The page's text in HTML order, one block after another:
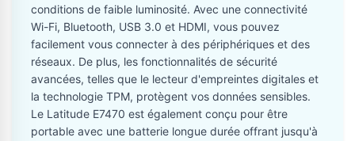
conditions de faible luminosité. Avec une connectivité
Wi-Fi, Bluetooth, USB 3.0 et HDMI, vous pouvez
facilement vous connecter à des périphériques et des
réseaux. De plus, les fonctionnalités de sécurité
avancées, telles que le lecteur d'empreintes digitales et
la technologie TPM, protègent vos données sensibles.
Le Latitude E7470 est également conçu pour être
portable avec une batterie longue durée offrant jusqu'à